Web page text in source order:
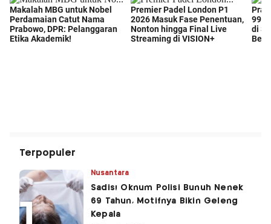
Terpopuler
Nusantara
Sadis! Oknum Polisi Bunuh Nenek
69 Tahun, Motifnya Bikin Geleng
Kepala